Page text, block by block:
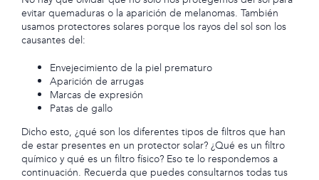
evitar quemaduras o la aparición de melanomas. También
usamos protectores solares porque los rayos del sol son los
causantes del:
Envejecimiento de la piel prematuro
Aparición de arrugas
Marcas de expresión
Patas de gallo
Dicho esto, ¿qué son los diferentes tipos de filtros que han
de estar presentes en un protector solar? ¿Qué es un filtro
químico y qué es un filtro físico? Eso te lo respondemos a
continuación. Recuerda que puedes consultarnos todas tus